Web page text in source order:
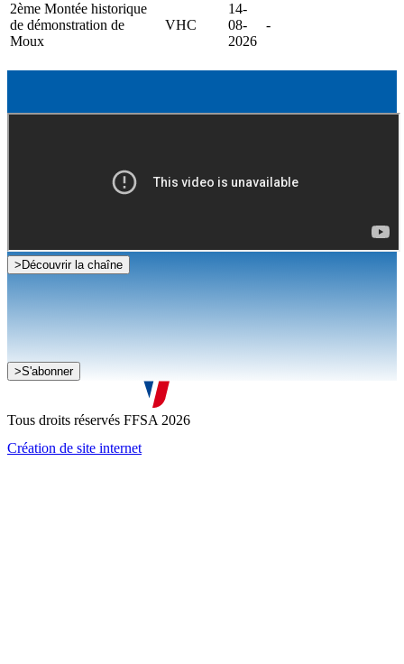
2ème Montée historique
de démonstration de
Moux
VHC
14-
08-
2026
-
> Découvrir la chaîne
Je souhaite recevoir la newsletter de la FFSA
J'accepte que mes informations soient collectées conformément à
politique de confidentialité
>S'abonner
Tous droits réservés FFSA 2026
Création de site internet